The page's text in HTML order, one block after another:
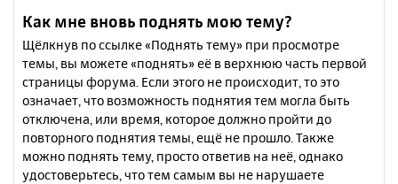
Как мне вновь поднять мою тему?
Щёлкнув по ссылке «Поднять тему» при просмотре
темы, вы можете «поднять» её в верхнюю часть первой
страницы форума. Если этого не происходит, то это
означает, что возможность поднятия тем могла быть
отключена, или время, которое должно пройти до
повторного поднятия темы, ещё не прошло. Также
можно поднять тему, просто ответив на неё, однако
удостоверьтесь, что тем самым вы не нарушаете